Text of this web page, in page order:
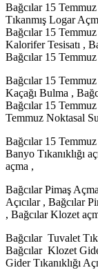
Bağcılar 15
Tıkanmış Logar
Bağcılar 15
Kalorifer Tesisatı ,
Bağcılar 15 Temmuz
Bağcılar 15
Kaçağı Bulma ,
Bağcılar 15
Temmuz Noktasal
Bağcılar 15
Banyo Tıkanıklığı
açma ,
Bağcılar Pimaş
Açıcılar , Bağcılar
, Bağcılar Klozet
Bağcılar Tuvalet
Bağcılar Klozet
Gider Tıkanıklığı